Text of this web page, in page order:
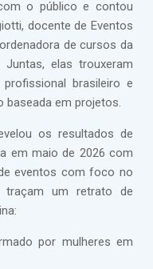
o público e contou
docente de Eventos
de cursos da
Juntas, elas trouxeram
brasileiro e
baseada em projetos.
os resultados de
em maio de 2026 com
eventos com foco no
traçam um retrato de
por mulheres em